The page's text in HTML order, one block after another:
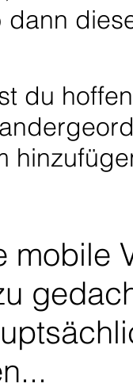
dann
du
mobile